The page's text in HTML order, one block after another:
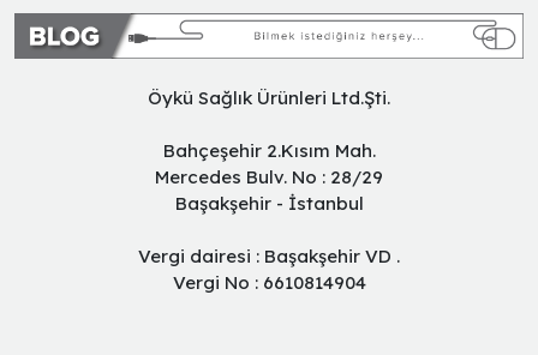
Öykü Sağlık Ürünleri Ltd.Şti.
Bahçeşehir 2.Kısım Mah.
Mercedes Bulv. No : 28/29
Başakşehir - İstanbul
Vergi dairesi : Başakşehir VD .
Vergi No : 6610814904